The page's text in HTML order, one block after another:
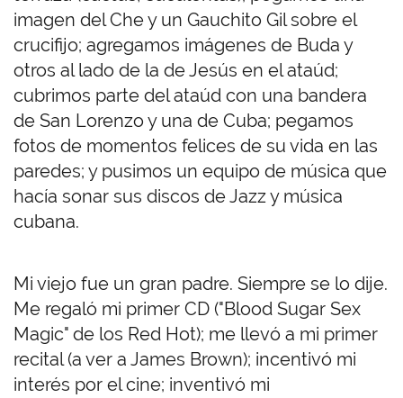
imagen del Che y un Gauchito Gil sobre el
crucifijo; agregamos imágenes de Buda y
otros al lado de la de Jesús en el ataúd;
cubrimos parte del ataúd con una bandera
de San Lorenzo y una de Cuba; pegamos
fotos de momentos felices de su vida en las
paredes; y pusimos un equipo de música que
hacía sonar sus discos de Jazz y música
cubana.
Mi viejo fue un gran padre. Siempre se lo dije.
Me regaló mi primer CD ("Blood Sugar Sex
Magic" de los Red Hot); me llevó a mi primer
recital (a ver a James Brown); incentivó mi
interés por el cine; inventivó mi